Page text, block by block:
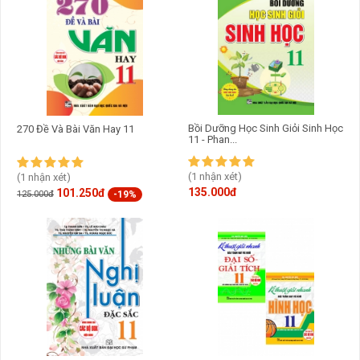
270 Đề Và Bài Văn Hay 11
(1 nhận xét)
125.000đ 101.250đ -19%
Bồi Dưỡng Học Sinh Giỏi Sinh Học
11 - Phan...
(1 nhận xét)
135.000đ